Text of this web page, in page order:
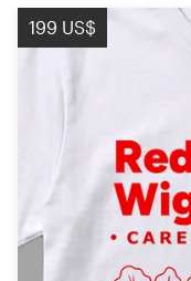
199 US$